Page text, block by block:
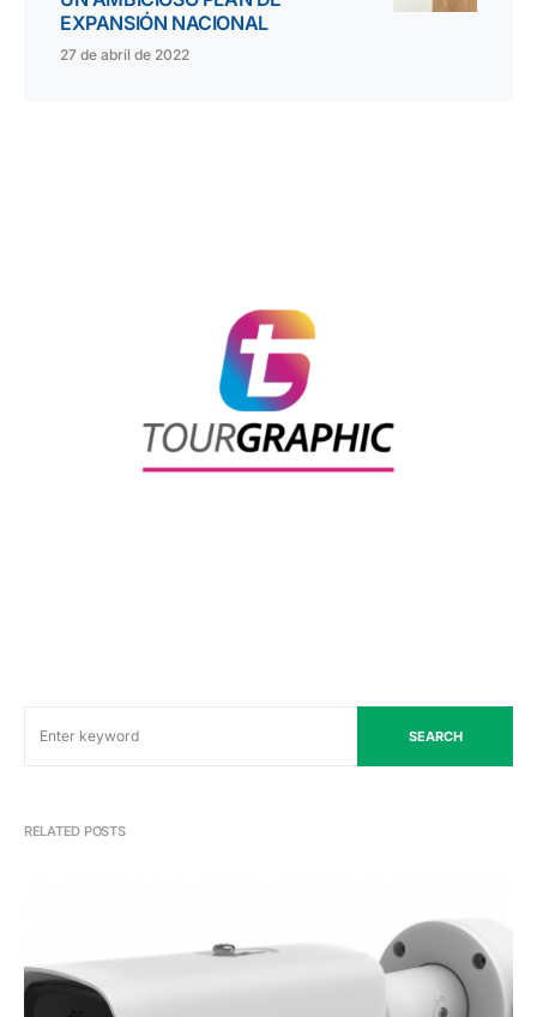
EXPANSIÓN NACIONAL
27 de abril de 2022
SEARCH
RELATED POSTS